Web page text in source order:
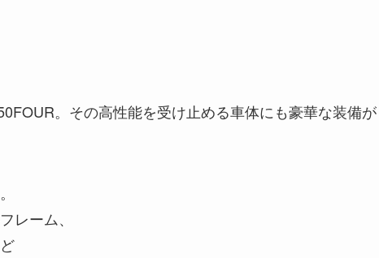
。その高性能を受け止める車体にも豪華な装備が
レーム、